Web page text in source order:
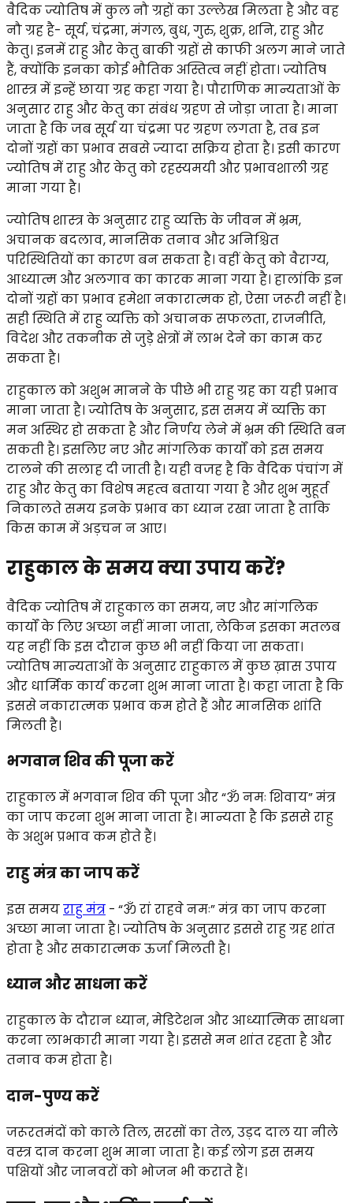
वैदिक ज्योतिष में कुल नौ ग्रहों का उल्लेख मिलता है और वह
नौ ग्रह है- सूर्य, चंद्रमा, मंगल, बुध, गुरु, शुक्र, शनि, राहु और
केतु। इनमें राहु और केतु बाकी ग्रहों से काफी अलग माने जाते
हैं, क्योंकि इनका कोई भौतिक अस्तित्व नहीं होता। ज्योतिष
शास्त्र में इन्हें छाया ग्रह कहा गया है। पौराणिक मान्यताओं के
अनुसार राहु और केतु का संबंध ग्रहण से जोड़ा जाता है। माना
जाता है कि जब सूर्य या चंद्रमा पर ग्रहण लगता है, तब इन
दोनों ग्रहों का प्रभाव सबसे ज्यादा सक्रिय होता है। इसी कारण
ज्योतिष में राहु और केतु को रहस्यमयी और प्रभावशाली ग्रह
माना गया है।
ज्योतिष शास्त्र के अनुसार राहु व्यक्ति के जीवन में भ्रम,
अचानक बदलाव, मानसिक तनाव और अनिश्चित
परिस्थितियों का कारण बन सकता है। वहीं केतु को वैराग्य,
आध्यात्म और अलगाव का कारक माना गया है। हालांकि इन
दोनों ग्रहों का प्रभाव हमेशा नकारात्मक हो, ऐसा जरूरी नहीं है।
सही स्थिति में राहु व्यक्ति को अचानक सफलता, राजनीति,
विदेश और तकनीक से जुड़े क्षेत्रों में लाभ देने का काम कर
सकता है।
राहुकाल को अशुभ मानने के पीछे भी राहु ग्रह का यही प्रभाव
माना जाता है। ज्योतिष के अनुसार, इस समय में व्यक्ति का
मन अस्थिर हो सकता है और निर्णय लेने में भ्रम की स्थिति बन
सकती है। इसलिए नए और मांगलिक कार्यों को इस समय
टालने की सलाह दी जाती है। यही वजह है कि वैदिक पंचांग में
राहु और केतु का विशेष महत्व बताया गया है और शुभ मुहूर्त
निकालते समय इनके प्रभाव का ध्यान रखा जाता है ताकि
किस काम में अड़चन न आए।
राहुकाल के समय क्या उपाय करें?
वैदिक ज्योतिष में राहुकाल का समय, नए और मांगलिक
कार्यों के लिए अच्छा नहीं माना जाता, लेकिन इसका मतलब
यह नहीं कि इस दौरान कुछ भी नहीं किया जा सकता।
ज्योतिष मान्यताओं के अनुसार राहुकाल में कुछ ख़ास उपाय
और धार्मिक कार्य करना शुभ माना जाता है। कहा जाता है कि
इससे नकारात्मक प्रभाव कम होते हैं और मानसिक शांति
मिलती है।
भगवान शिव की पूजा करें
राहुकाल में भगवान शिव की पूजा और “ॐ नमः शिवाय” मंत्र
का जाप करना शुभ माना जाता है। मान्यता है कि इससे राहु
के अशुभ प्रभाव कम होते हैं।
राहु मंत्र का जाप करें
इस समयराहु मंत्र - “ॐ रां राहवे नमः” मंत्र का जाप करना
अच्छा माना जाता है। ज्योतिष के अनुसार इससे राहु ग्रह शांत
होता है और सकारात्मक ऊर्जा मिलती है।
ध्यान और साधना करें
राहुकाल के दौरान ध्यान, मेडिटेशन और आध्यात्मिक साधना
करना लाभकारी माना गया है। इससे मन शांत रहता है और
तनाव कम होता है।
दान-पुण्य करें
जरूरतमंदों को काले तिल, सरसों का तेल, उड़द दाल या नीले
वस्त्र दान करना शुभ माना जाता है। कई लोग इस समय
पक्षियों और जानवरों को भोजन भी कराते हैं।